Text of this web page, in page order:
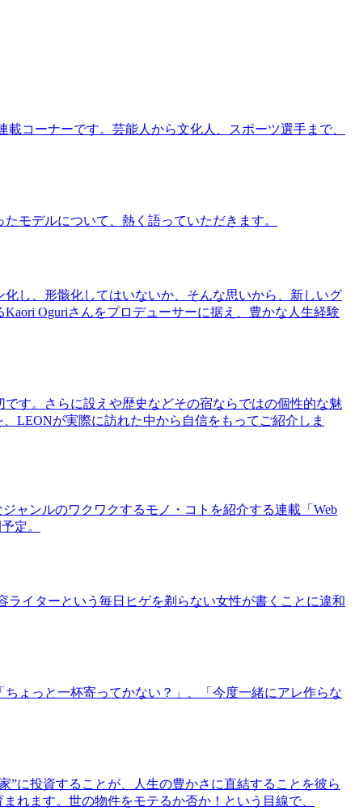
コーナーです。芸能人から文化人、スポーツ選手まで、
モデルについて、熱く語っていただきます。
し、形骸化してはいないか、そんな思いから、新しいグ
Oguriさんをプロデューサーに据え、豊かな人生経験
す。さらに設えや歴史などその宿ならではの個性的な魅
LEONが実際に訪れた中から自信をもってご紹介しま
ャンルのワクワクするモノ・コトを紹介する連載「Web
定。
イターという毎日ヒゲを剃らない女性が書くことに違和
ょっと一杯寄ってかない？」、「今度一緒にアレ作らな
に投資することが、人生の豊かさに直結することを彼ら
れます。世の物件をモテるか否か！という目線で、